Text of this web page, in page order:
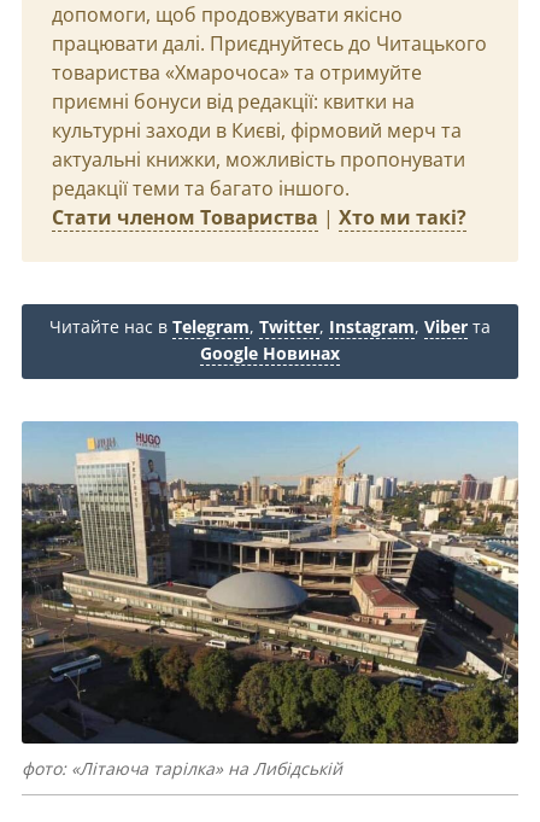
допомоги, щоб продовжувати якісно
працювати далі. Приєднуйтесь до Читацького
товариства «Хмарочоса» та отримуйте
приємні бонуси від редакції: квитки на
культурні заходи в Києві, фірмовий мерч та
актуальні книжки, можливість пропонувати
редакції теми та багато іншого.
Стати членом Товариства | Хто ми такі?
Читайте нас в Telegram, Twitter, Instagram, Viber та
Google Новинах
фото: «Літаюча тарілка» на Либідській